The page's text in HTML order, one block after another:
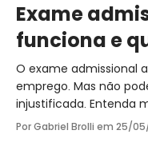
Exame
funciona e
O exame admissional
emprego. Mas não
injustificada. Entenda
Por Gabriel Brolli em 25/